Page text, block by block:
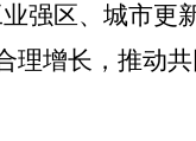
业强区、城市更
理增长，推动